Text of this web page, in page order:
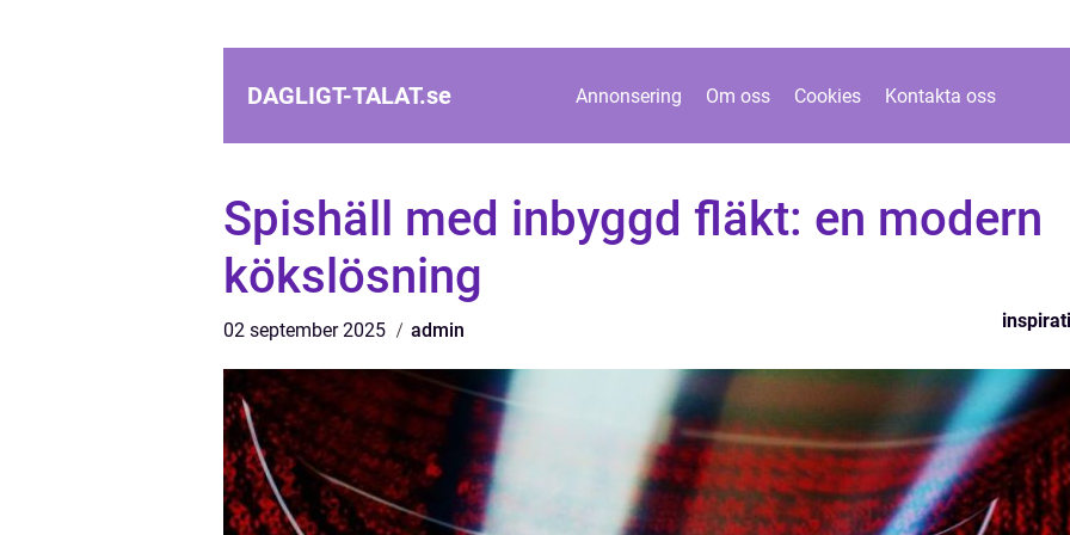
DAGLIGT-TALAT.se Annonsering Om oss Cookies Kontakta oss
Spishäll med inbyggd fläkt: en modern
kökslösning
02 september 2025 admin